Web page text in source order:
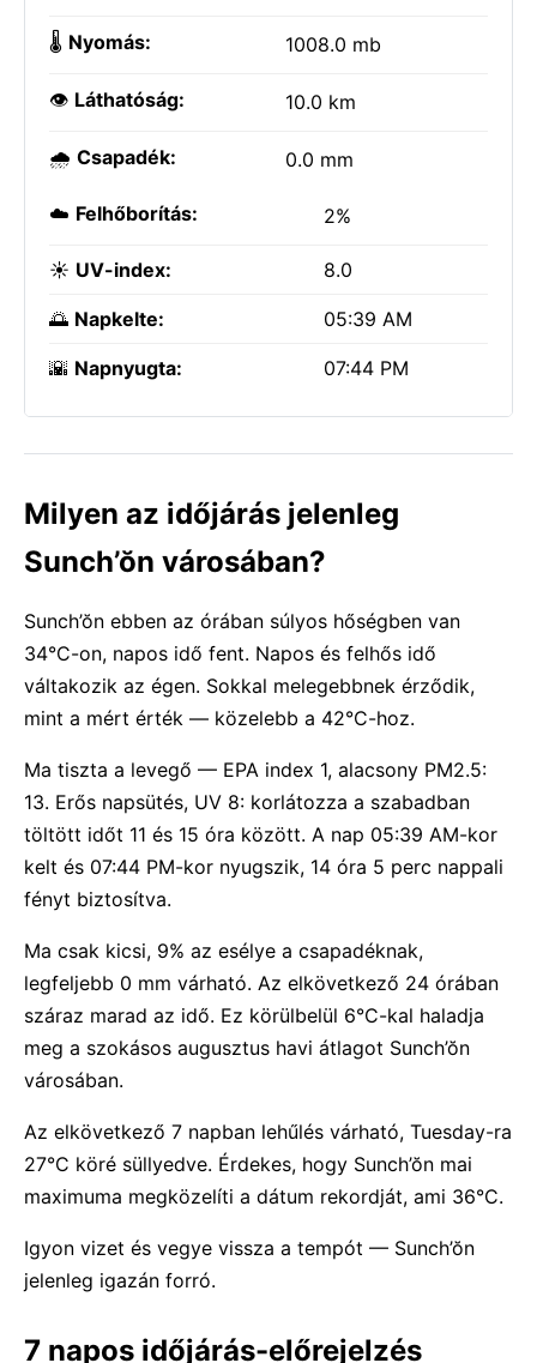
🌡️ Nyomás: 1008.0 mb
👁️ Láthatóság: 10.0 km
🌧️ Csapadék: 0.0 mm
☁️ Felhőborítás: 2%
☀️ UV-index: 8.0
🌅 Napkelte: 05:39 AM
🌇 Napnyugta: 07:44 PM
Milyen az időjárás jelenleg
Sunch’ŏn városában?
Sunch’ŏn ebben az órában súlyos hőségben van
34°C-on, napos idő fent. Napos és felhős idő
váltakozik az égen. Sokkal melegebbnek érződik,
mint a mért érték — közelebb a 42°C-hoz.
Ma tiszta a levegő — EPA index 1, alacsony PM2.5:
13. Erős napsütés, UV 8: korlátozza a szabadban
töltött időt 11 és 15 óra között. A nap 05:39 AM-kor
kelt és 07:44 PM-kor nyugszik, 14 óra 5 perc nappali
fényt biztosítva.
Ma csak kicsi, 9% az esélye a csapadéknak,
legfeljebb 0 mm várható. Az elkövetkező 24 órában
száraz marad az idő. Ez körülbelül 6°C-kal haladja
meg a szokásos augusztus havi átlagot Sunch’ŏn
városában.
Az elkövetkező 7 napban lehűlés várható, Tuesday-ra
27°C köré süllyedve. Érdekes, hogy Sunch’ŏn mai
maximuma megközelíti a dátum rekordját, ami 36°C.
Igyon vizet és vegye vissza a tempót — Sunch’ŏn
jelenleg igazán forró.
7 napos időjárás-előrejelzés